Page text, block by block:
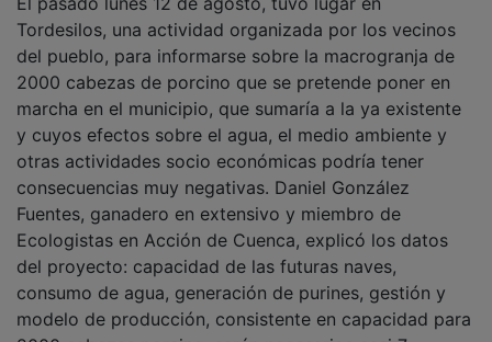
Tordesilos, una actividad organizada por los vecinos
del pueblo, para informarse sobre la macrogranja de
2000 cabezas de porcino que se pretende poner en
marcha en el municipio, que sumaría a la ya existente
y cuyos efectos sobre el agua, el medio ambiente y
otras actividades socio económicas podría tener
consecuencias muy negativas. Daniel González
Fuentes, ganadero en extensivo y miembro de
Ecologistas en Acción de Cuenca, explicó los datos
del proyecto: capacidad de las futuras naves,
consumo de agua, generación de purines, gestión y
modelo de producción, consistente en capacidad para
2000 cabezas porcino, serán necesarios casi 7